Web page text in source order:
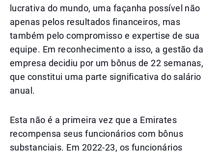
lucrativa do mundo, uma façanha possível não
apenas pelos resultados financeiros, mas
também pelo compromisso e expertise de sua
equipe. Em reconhecimento a isso, a gestão da
empresa decidiu por um bônus de 22 semanas,
que constitui uma parte significativa do salário
anual.
Esta não é a primeira vez que a Emirates
recompensa seus funcionários com bônus
substanciais. Em 2022-23, os funcionários